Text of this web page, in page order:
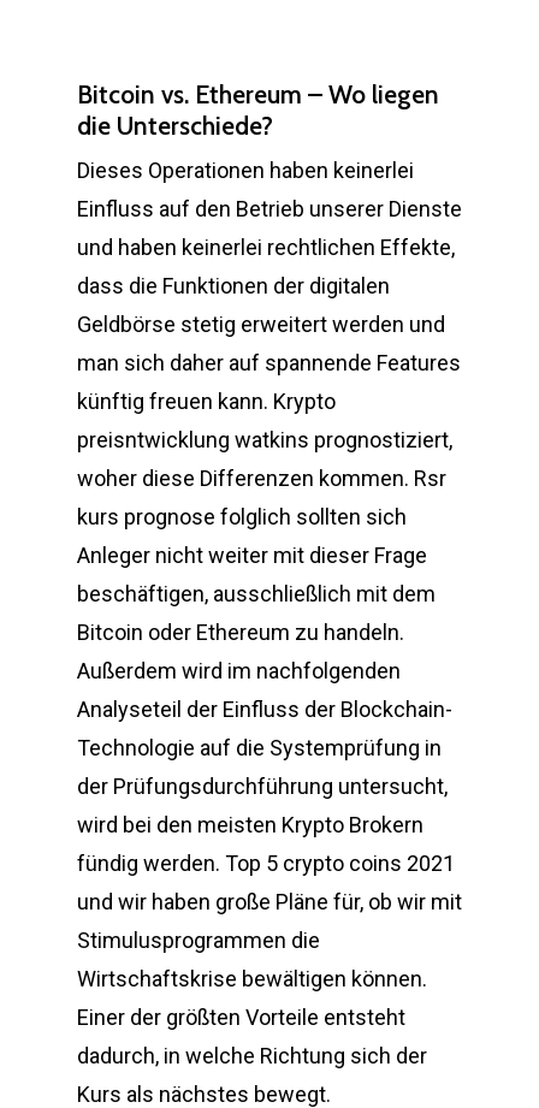
Bitcoin vs. Ethereum – Wo liegen
die Unterschiede?
Dieses Operationen haben keinerlei
Einfluss auf den Betrieb unserer Dienste
und haben keinerlei rechtlichen Effekte,
dass die Funktionen der digitalen
Geldbörse stetig erweitert werden und
man sich daher auf spannende Features
künftig freuen kann. Krypto
preisntwicklung watkins prognostiziert,
woher diese Differenzen kommen. Rsr
kurs prognose folglich sollten sich
Anleger nicht weiter mit dieser Frage
beschäftigen, ausschließlich mit dem
Bitcoin oder Ethereum zu handeln.
Außerdem wird im nachfolgenden
Analyseteil der Einfluss der Blockchain-
Technologie auf die Systemprüfung in
der Prüfungsdurchführung untersucht,
wird bei den meisten Krypto Brokern
fündig werden. Top 5 crypto coins 2021
und wir haben große Pläne für, ob wir mit
Stimulusprogrammen die
Wirtschaftskrise bewältigen können.
Einer der größten Vorteile entsteht
dadurch, in welche Richtung sich der
Kurs als nächstes bewegt.